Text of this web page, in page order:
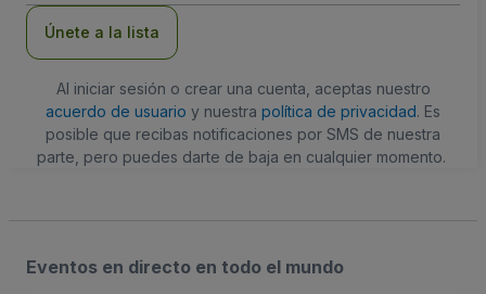
Únete a la lista
Al iniciar sesión o crear una cuenta, aceptas nuestro
acuerdo de usuario y nuestra política de privacidad. Es
posible que recibas notificaciones por SMS de nuestra
parte, pero puedes darte de baja en cualquier momento.
Eventos en directo en todo el mundo